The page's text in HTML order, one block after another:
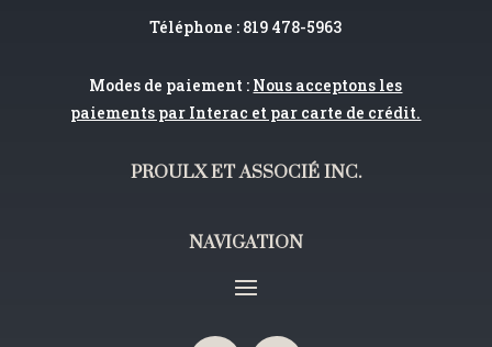
Téléphone : 819 478-5963
Modes de paiement : Nous acceptons les
paiements par Interac et par carte de crédit.
PROULX ET ASSOCIÉ INC.
NAVIGATION